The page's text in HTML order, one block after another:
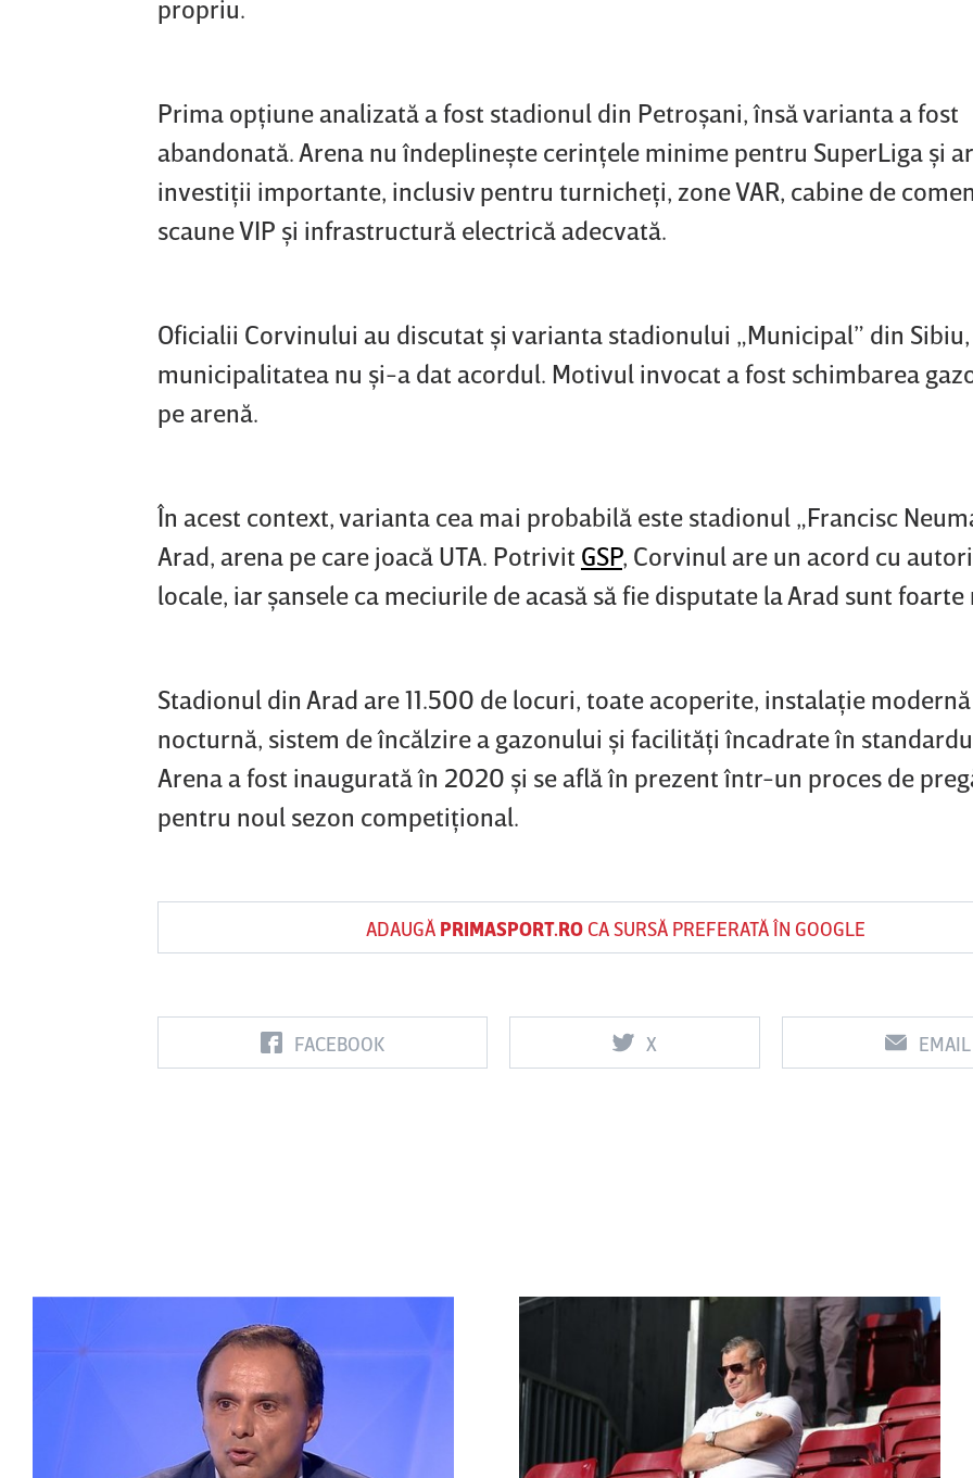
propriu.
Prima opţiune analizată a fost stadionul din Petroşani, însă varianta a fost
abandonată. Arena nu îndeplineşte cerinţele minime pentru SuperLiga şi
investiţii importante, inclusiv pentru turnicheţi, zone VAR, cabine de
scaune VIP şi infrastructură electrică adecvată.
Oficialii Corvinului au discutat şi varianta stadionului „Municipal” din
municipalitatea nu şi-a dat acordul. Motivul invocat a fost schimbarea
pe arenă.
În acest context, varianta cea mai probabilă este stadionul „Francisc
Arad, arena pe care joacă UTA. Potrivit GSP, Corvinul are un acord cu
locale, iar şansele ca meciurile de acasă să fie disputate la Arad sunt foarte
Stadionul din Arad are 11.500 de locuri, toate acoperite, instalaţie
nocturnă, sistem de încălzire a gazonului şi facilităţi încadrate în
Arena a fost inaugurată în 2020 şi se află în prezent într-un proces de
pentru noul sezon competiţional.
ADAUGĂ PRIMASPORT.ROCA SURSĂ PREFERATĂ ÎN GOOGLE
FACEBOOK X EMAIL